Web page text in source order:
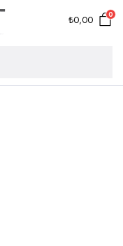
₺0,00 0